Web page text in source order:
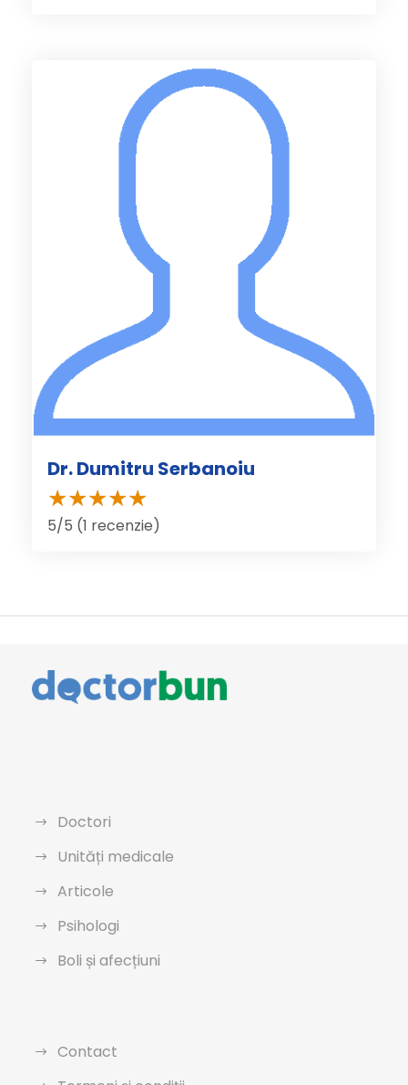
Dr. Dumitru Serbanoiu
5/5 (1 recenzie)
Doctori
Unități medicale
Articole
Psihologi
Boli și afecțiuni
Contact